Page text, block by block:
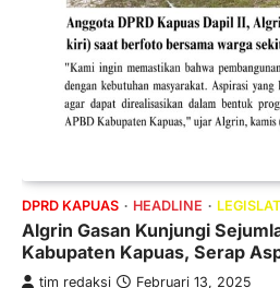
DPRD KAPUAS HEADLINE
Algrin Gasan Kunjungi
Kabupaten Kapuas, Serap
tim redaksi Februari 13, 2025